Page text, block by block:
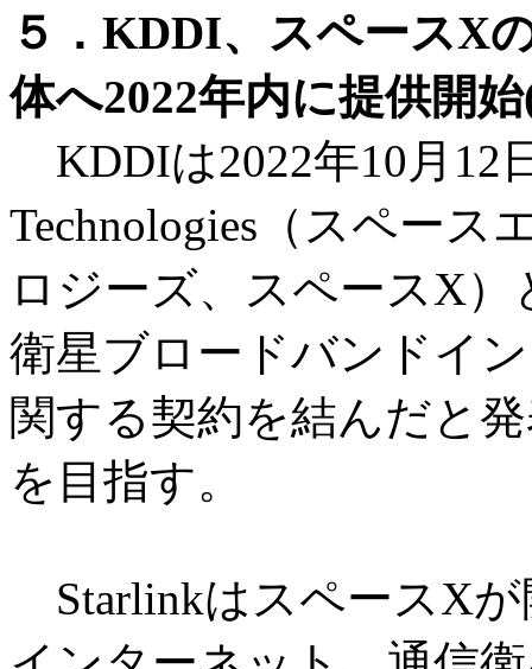
５．KDDI、スペースX
体へ2022年内に提供開
KDDIは2022年10月12
Technologies（スペー
ロジーズ、スペースX
衛星ブロードバンドイ
関する契約を結んだと
を目指す。
StarlinkはスペースX